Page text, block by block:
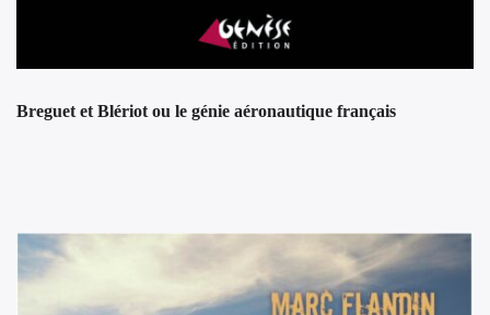
Breguet et Blériot ou le génie aéronautique français